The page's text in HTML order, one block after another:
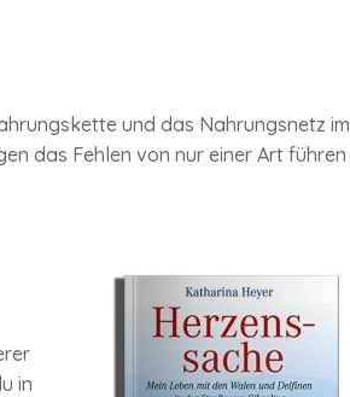
und das Nahrungsnetz im
das Fehlen von nur einer Art führen
in